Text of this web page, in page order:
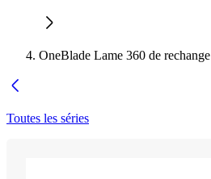
OneBlade Lame 360 de rechange
Toutes les séries